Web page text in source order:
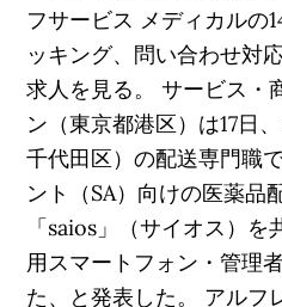
フサービス メディカルの
ッキング、問い合わせ対
求人を見る。 サービス・
ン（東京都港区）は17日
千代田区）の配送専門職
ント（SA）向けの医薬品
「saios」（サイオス）
用スマートフォン・管理
た、と発表した。 アルフ